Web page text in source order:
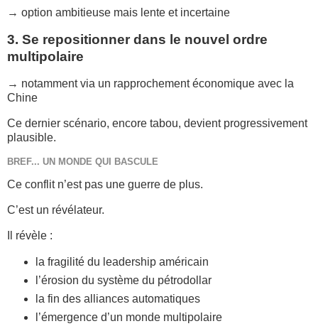
→ option ambitieuse mais lente et incertaine
3. Se repositionner dans le nouvel ordre
multipolaire
→ notamment via un rapprochement économique avec la
Chine
Ce dernier scénario, encore tabou, devient progressivement
plausible.
BREF... UN MONDE QUI BASCULE
Ce conflit n’est pas une guerre de plus.
C’est un révélateur.
Il révèle :
la fragilité du leadership américain
l’érosion du système du pétrodollar
la fin des alliances automatiques
l’émergence d’un monde multipolaire